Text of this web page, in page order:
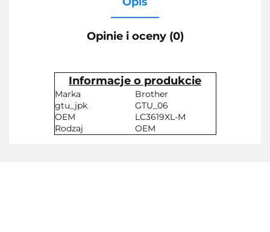
Opinie i oceny (0)
Informacje o produkcie
Marka
Brother
gtu_jpk
GTU_06
OEM
LC3619XL-M
Rodzaj
OEM